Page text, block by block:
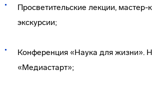
Просветительские лекции, мастер-
экскурсии;
Конференция «Наука для жизни».
«Медиастарт»;